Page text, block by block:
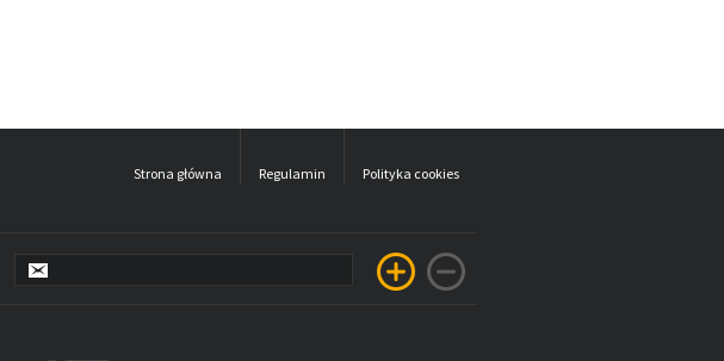
Strona główna Regulamin Polityka cookies